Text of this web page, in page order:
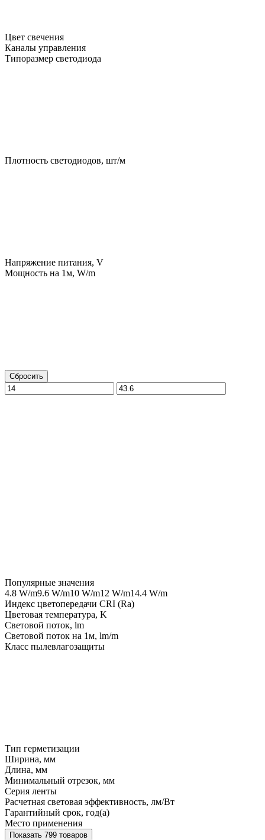
Цвет свечения
Каналы управления
Типоразмер светодиода
Плотность светодиодов, шт/м
Напряжение питания, V
Мощность на 1м, W/m
Сбросить
Популярные значения
4.8 W/m9.6 W/m10 W/m12 W/m14.4 W/m
Индекс цветопередачи CRI (Ra)
Цветовая температура, K
Световой поток, lm
Световой поток на 1м, lm/m
Класс пылевлагозащиты
Тип герметизации
Ширина, мм
Длина, мм
Минимальный отрезок, мм
Серия ленты
Расчетная световая эффективность, лм/Вт
Гарантийный срок, год(а)
Место применения
Показать 799 товаров